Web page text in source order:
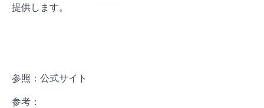
提供します。
参照：公式サイト
参考：